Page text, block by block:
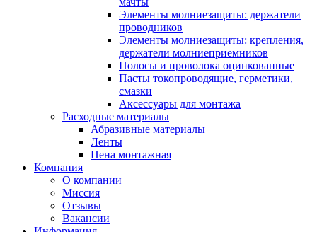
Элементы молниезащиты: держатели
проводников
Элементы молниезащиты: крепления,
держатели молниеприемников
Полосы и проволока оцинкованные
Пасты токопроводящие, герметики,
смазки
Аксессуары для монтажа
Расходные материалы
Абразивные материалы
Ленты
Пена монтажная
Компания
О компании
Миссия
Отзывы
Вакансии